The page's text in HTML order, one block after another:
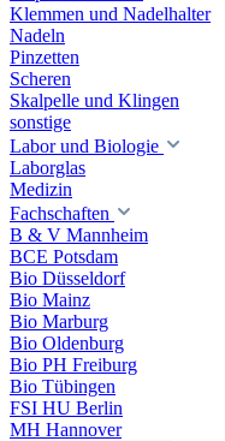
Klemmen und Nadelhalter
Nadeln
Pinzetten
Scheren
Skalpelle und Klingen
sonstige
Labor und Biologie
Laborglas
Medizin
Fachschaften
B & V Mannheim
BCE Potsdam
Bio Düsseldorf
Bio Mainz
Bio Marburg
Bio Oldenburg
Bio PH Freiburg
Bio Tübingen
FSI HU Berlin
MH Hannover